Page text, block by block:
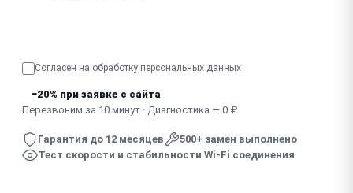
Согласен на обработку персональных данных
−20% при заявке с сайта
Перезвоним за 10 минут · Диагностика — 0 ₽
Гарантия до 12 месяцев
500+ замен выполнено
Тест скорости и стабильности Wi-Fi соединения